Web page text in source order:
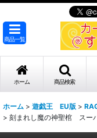
商品一覧
ホーム 商品検索
ホーム > 遊戯王 EU版 >
> 刻まれし魔の神聖棺 スー